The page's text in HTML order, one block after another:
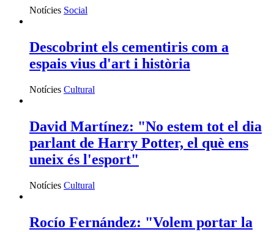
Notícies Social
Descobrint els cementiris com a
espais vius d'art i història
Notícies Cultural
David Martínez: "No estem tot el dia
parlant de Harry Potter, el què ens
uneix és l'esport"
Notícies Cultural
Rocío Fernández: "Volem portar la